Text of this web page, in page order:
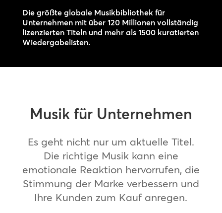
Die größte globale Musikbibliothek für
Unternehmen mit über 120 Millionen vollständig
lizenzierten Titeln und mehr als 1500 kuratierten
Wiedergabelisten.
Musik für Unternehmen
Es geht nicht nur um aktuelle Titel.
Die richtige Musik kann eine
emotionale Reaktion hervorrufen, die
Stimmung der Marke verbessern und
Ihre Kunden zum Kauf anregen.